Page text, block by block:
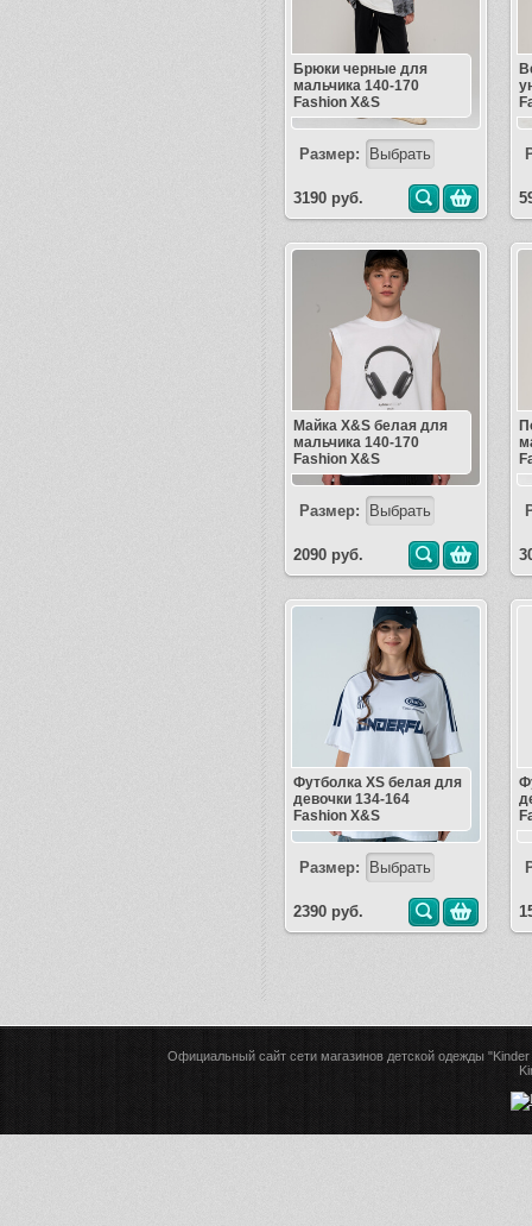
Брюки черные для
мальчика 140-170
Fashion X&S
Размер:
3190 руб.
Майка X&S белая для
мальчика 140-170
Fashion X&S
Размер:
2090 руб.
Футболка XS белая для
девочки 134-164
Fashion X&S
Размер:
2390 руб.
Официальный сайт сети магазинов детской одежды